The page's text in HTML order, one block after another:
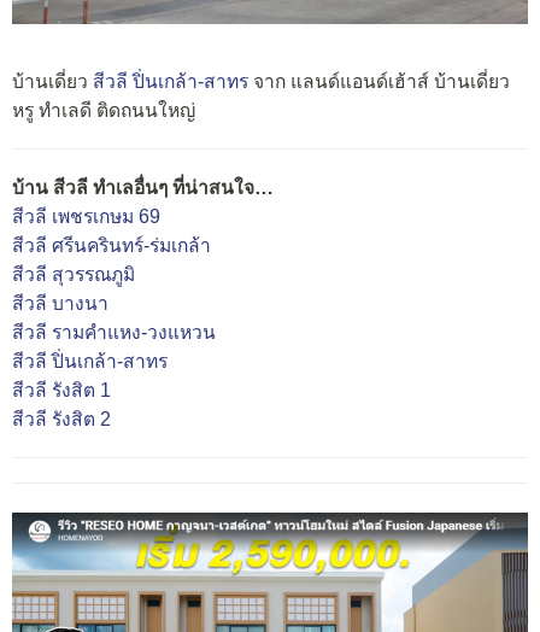
บ้านเดี่ยว สีวลี ปิ่นเกล้า-สาทร จาก แลนด์แอนด์เฮ้าส์ บ้านเดี่ยว
หรู ทำเลดี ติดถนนใหญ่
บ้าน สีวลี ทำเลอื่นๆ ที่น่าสนใจ…
สีวลี เพชรเกษม 69
สีวลี ศรีนครินทร์-ร่มเกล้า
สีวลี สุวรรณภูมิ
สีวลี บางนา
สีวลี รามคำแหง-วงแหวน
สีวลี ปิ่นเกล้า-สาทร
สีวลี รังสิต 1
สีวลี รังสิต 2